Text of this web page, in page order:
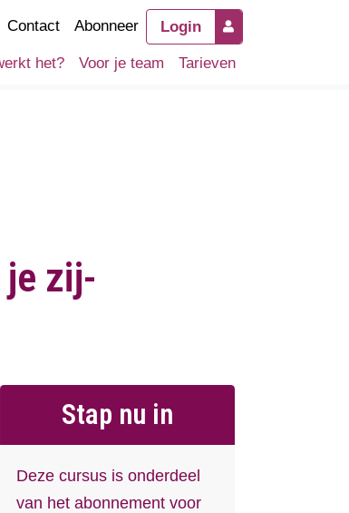
Contact Abonneer Login
het? Voor je team Tarieven
zij-
Stap nu in
Deze cursus is onderdeel
van het abonnement voor